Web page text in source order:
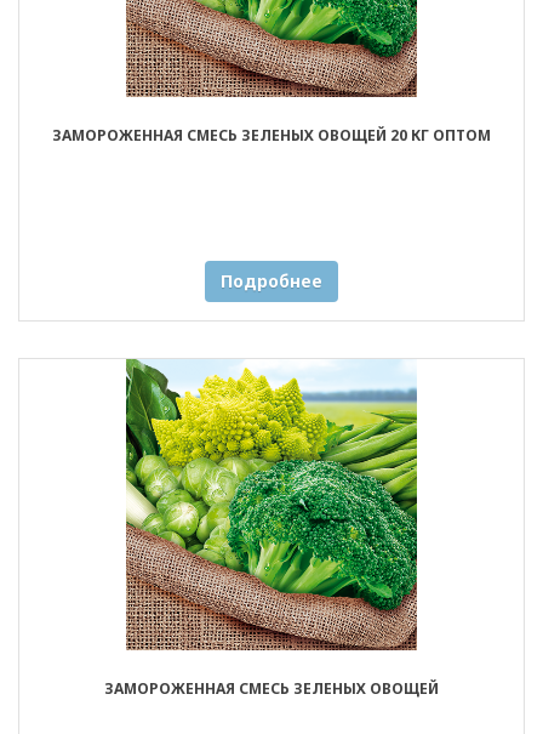
ЗАМОРОЖЕННАЯ СМЕСЬ ЗЕЛЕНЫХ ОВОЩЕЙ 20 КГ ОПТОМ
Подробнее
ЗАМОРОЖЕННАЯ СМЕСЬ ЗЕЛЕНЫХ ОВОЩЕЙ